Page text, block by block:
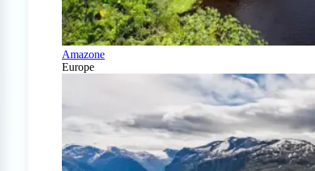
Amazone
Europe